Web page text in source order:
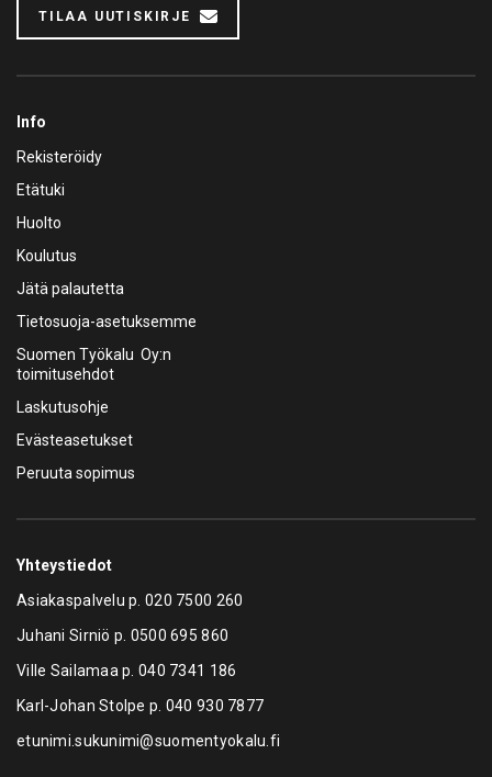
TILAA UUTISKIRJE
Info
Rekisteröidy
Etätuki
Huolto
Koulutus
Jätä palautetta
Tietosuoja-asetuksemme
Suomen Työkalu Oy:n
toimitusehdot
Laskutusohje
Evästeasetukset
Peruuta sopimus
Yhteystiedot
Asiakaspalvelu p.020 7500 260
Juhani Sirniö p. 0500 695 860
Ville Sailamaa p.040 7341 186
Karl-Johan Stolpe p. 040 930 7877
etunimi.sukunimi@suomentyokalu.fi